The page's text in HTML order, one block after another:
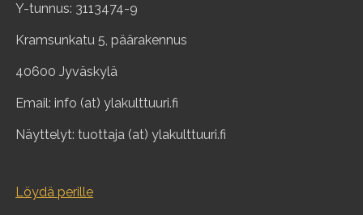
Y-tunnus: 3113474-9
Kramsunkatu 5, päärakennus
40600 Jyväskylä
Email: info (at) ylakulttuuri.fi
Näyttelyt: tuottaja (at) ylakulttuuri.fi
Löydä perille